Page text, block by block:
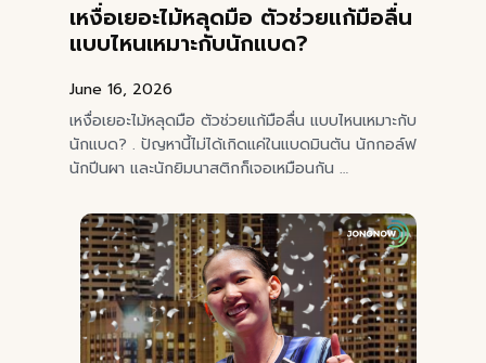
เหงื่อเยอะไม้หลุดมือ ตัวช่วยแก้มือลื่น
แบบไหนเหมาะกับนักแบด?
June 16, 2026
เหงื่อเยอะไม้หลุดมือ ตัวช่วยแก้มือลื่น แบบไหนเหมาะกับ
นักแบด? . ปัญหานี้ไม่ได้เกิดแค่ในแบดมินตัน นักกอล์ฟ
นักปีนผา และนักยิมนาสติกก็เจอเหมือนกัน …